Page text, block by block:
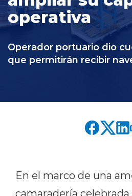
operativa
Operador portuario dio
que permitirán recibir
En el marco de una
camaradería